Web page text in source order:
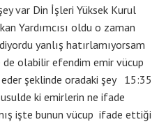
var Din İşleri Yüksek Kurul
Yardımcısı oldu o zaman
yanlış hatırlamıyorsam
de olabilir efendim emir vücup
şeklinde oradaki şey 15:35
ki emirlerin ne ifade
işte bunun vücup ifade ettiği